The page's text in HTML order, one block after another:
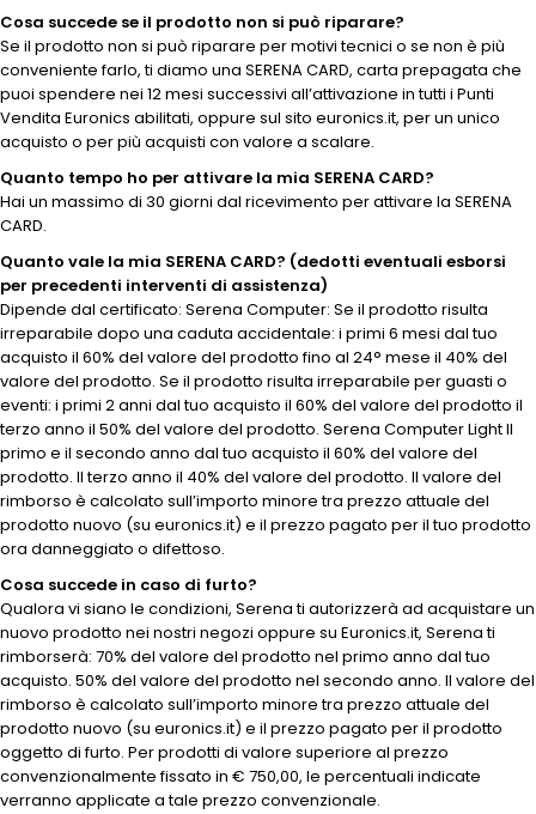
Cosa succede se il prodotto non si può riparare?
Se il prodotto non si può riparare per motivi tecnici o se non è più
conveniente farlo, ti diamo una SERENA CARD, carta prepagata che
puoi spendere nei 12 mesi successivi all’attivazione in tutti i Punti
Vendita Euronics abilitati, oppure sul sito euronics.it, per un unico
acquisto o per più acquisti con valore a scalare.
Quanto tempo ho per attivare la mia SERENA CARD?
Hai un massimo di 30 giorni dal ricevimento per attivare la SERENA
CARD.
Quanto vale la mia SERENA CARD? (dedotti eventuali esborsi
per precedenti interventi di assistenza)
Dipende dal certificato: Serena Computer: Se il prodotto risulta
irreparabile dopo una caduta accidentale: i primi 6 mesi dal tuo
acquisto il 60% del valore del prodotto fino al 24° mese il 40% del
valore del prodotto. Se il prodotto risulta irreparabile per guasti o
eventi: i primi 2 anni dal tuo acquisto il 60% del valore del prodotto il
terzo anno il 50% del valore del prodotto. Serena Computer Light Il
primo e il secondo anno dal tuo acquisto il 60% del valore del
prodotto. Il terzo anno il 40% del valore del prodotto. Il valore del
rimborso è calcolato sull’importo minore tra prezzo attuale del
prodotto nuovo (su euronics.it) e il prezzo pagato per il tuo prodotto
ora danneggiato o difettoso.
Cosa succede in caso di furto?
Qualora vi siano le condizioni, Serena ti autorizzerà ad acquistare un
nuovo prodotto nei nostri negozi oppure su Euronics.it, Serena ti
rimborserà: 70% del valore del prodotto nel primo anno dal tuo
acquisto. 50% del valore del prodotto nel secondo anno. Il valore del
rimborso è calcolato sull’importo minore tra prezzo attuale del
prodotto nuovo (su euronics.it) e il prezzo pagato per il prodotto
oggetto di furto. Per prodotti di valore superiore al prezzo
convenzionalmente fissato in € 750,00, le percentuali indicate
verranno applicate a tale prezzo convenzionale.